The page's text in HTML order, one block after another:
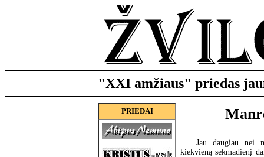
"XXI amžiaus" priedas
PRIEDAI
Jau daugiau nei
kiekvieną sekmadienį